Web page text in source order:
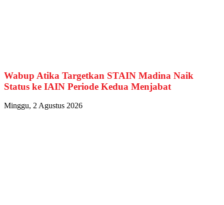
Wabup Atika Targetkan STAIN Madina Naik
Status ke IAIN Periode Kedua Menjabat
Minggu, 2 Agustus 2026